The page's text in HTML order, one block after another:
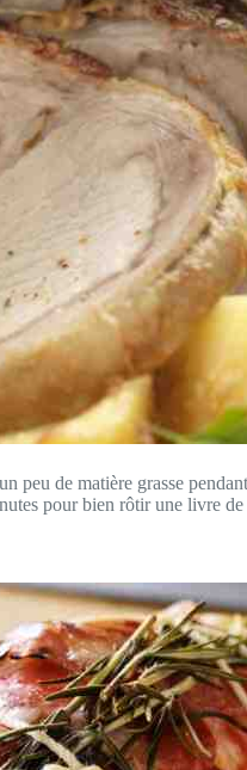
peu de matière grasse
pour bien rôtir une livre